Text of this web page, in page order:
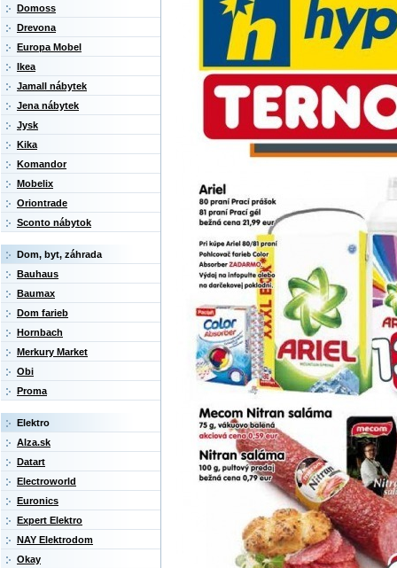
Domoss
Drevona
Europa Mobel
Ikea
Jamall nábytek
Jena nábytek
Jysk
Kika
Komandor
Mobelix
Oriontrade
Sconto nábytok
Dom, byt, záhrada
Bauhaus
Baumax
Dom farieb
Hornbach
Merkury Market
Obi
Proma
Elektro
Alza.sk
Datart
Electroworld
Euronics
Expert Elektro
NAY Elektrodom
Okay